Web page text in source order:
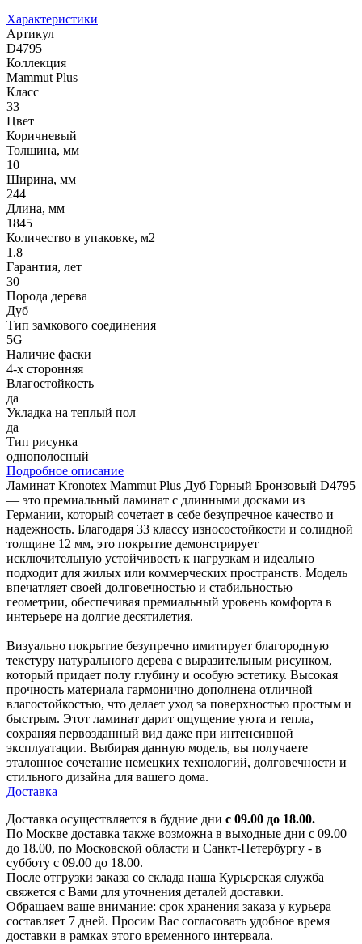
Характеристики
Артикул
D4795
Коллекция
Mammut Plus
Класс
33
Цвет
Коричневый
Толщина, мм
10
Ширина, мм
244
Длина, мм
1845
Количество в упаковке, м2
1.8
Гарантия, лет
30
Порода дерева
Дуб
Тип замкового соединения
5G
Наличие фаски
4-х сторонняя
Влагостойкость
да
Укладка на теплый пол
да
Тип рисунка
однополосный
Подробное описание
Ламинат Kronotex Mammut Plus Дуб Горный Бронзовый D4795
— это премиальный ламинат с длинными досками из
Германии, который сочетает в себе безупречное качество и
надежность. Благодаря 33 классу износостойкости и солидной
толщине 12 мм, это покрытие демонстрирует
исключительную устойчивость к нагрузкам и идеально
подходит для жилых или коммерческих пространств. Модель
впечатляет своей долговечностью и стабильностью
геометрии, обеспечивая премиальный уровень комфорта в
интерьере на долгие десятилетия.
Визуально покрытие безупречно имитирует благородную
текстуру натурального дерева с выразительным рисунком,
который придает полу глубину и особую эстетику. Высокая
прочность материала гармонично дополнена отличной
влагостойкостью, что делает уход за поверхностью простым и
быстрым. Этот ламинат дарит ощущение уюта и тепла,
сохраняя первозданный вид даже при интенсивной
эксплуатации. Выбирая данную модель, вы получаете
эталонное сочетание немецких технологий, долговечности и
стильного дизайна для вашего дома.
Доставка
Доставка осуществляется в будние дни с 09.00 до 18.00.
По Москве доставка также возможна в выходные дни с 09.00
до 18.00, по Московской области и Санкт-Петербургу - в
субботу с 09.00 до 18.00.
После отгрузки заказа со склада наша Курьерская служба
свяжется с Вами для уточнения деталей доставки.
Обращаем ваше внимание: срок хранения заказа у курьера
составляет 7 дней. Просим Вас согласовать удобное время
доставки в рамках этого временного интервала.